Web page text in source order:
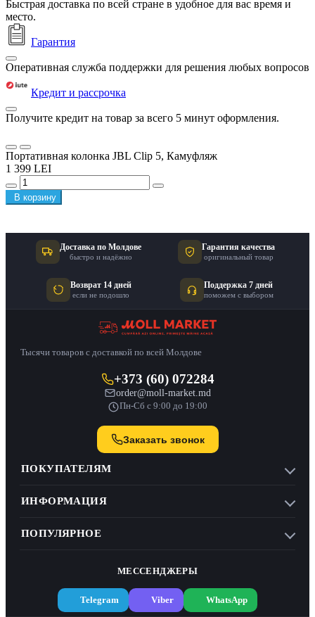
Быстрая доставка по всей стране в удобное для вас время и
место.
Гарантия
Оперативная служба поддержки для решения любых вопросов
Кредит и рассрочка
Получите кредит на товар за всего 5 минут оформления.
Портативная колонка JBL Clip 5, Камуфляж
1 399 LEI
В корзину
Доставка по Молдове
быстро и надёжно
Гарантия качества
оригинальный товар
Возврат 14 дней
если не подошло
Поддержка 7 дней
поможем с выбором
Тысячи товаров с доставкой по всей Молдове
+373 (60) 072284
order@moll-market.md
Пн-Сб с 9:00 до 19:00
Заказать звонок
ПОКУПАТЕЛЯМ
ИНФОРМАЦИЯ
ПОПУЛЯРНОЕ
МЕССЕНДЖЕРЫ
Telegram Viber WhatsApp